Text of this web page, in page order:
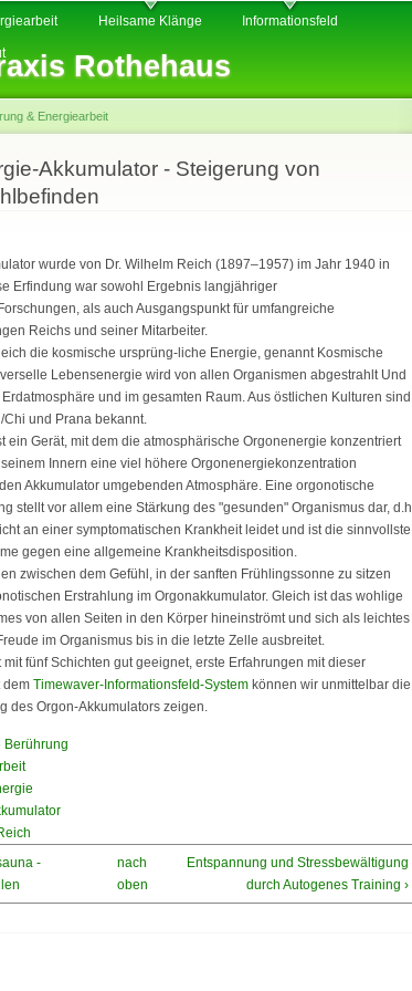
Rothehaus
Heilsame Klänge Informationsfeld
& Energiearbeit
Akkumulator - Steigerung von
wurde von Dr. Wilhelm Reich (1897–1957) im Jahr 1940 in
Erfindung war sowohl Ergebnis langjähriger
als auch Ausgangspunkt für umfangreiche
Reichs und seiner Mitarbeiter.
die kosmische ursprüng-liche Energie, genannt Kosmische
Lebensenergie wird von allen Organismen abgestrahlt Und
und im gesamten Raum. Aus östlichen Kulturen sind
und Prana bekannt.
ein Gerät, mit dem die atmosphärische Orgonenergie konzentriert
Innern eine viel höhere Orgonenergiekonzentration
Akkumulator umgebenden Atmosphäre. Eine orgonotische
stellt vor allem eine Stärkung des "gesunden" Organismus dar, d.h.
an einer symptomatischen Krankheit leidet und ist die sinnvollste
gegen eine allgemeine Krankheitsdisposition.
zwischen dem Gefühl, in der sanften Frühlingssonne zu sitzen
Erstrahlung im Orgonakkumulator. Gleich ist das wohlige
von allen Seiten in den Körper hineinströmt und sich als leichtes
im Organismus bis in die letzte Zelle ausbreitet.
fünf Schichten gut geeignet, erste Erfahrungen mit dieser
dem Timewaver-Informationsfeld-System können wir unmittelbar die
des Orgon-Akkumulators zeigen.
Berührung
-
nach
oben
Entspannung und Stressbewältigung
durch Autogenes Training ›